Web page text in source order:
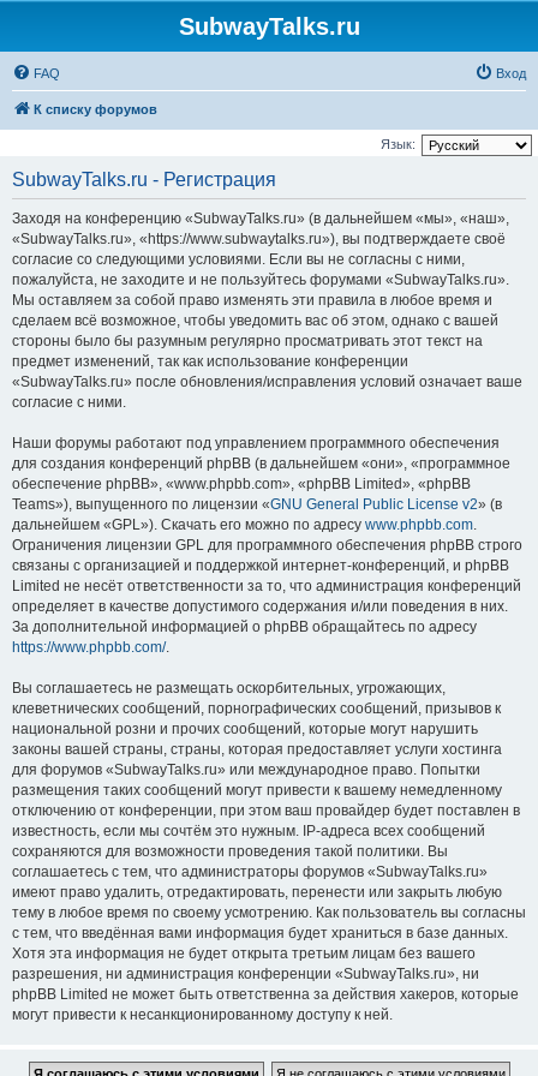
SubwayTalks.ru
FAQ Вход
К списку форумов
Язык:
SubwayTalks.ru - Регистрация
Заходя на конференцию «SubwayTalks.ru» (в дальнейшем «мы», «наш»,
«SubwayTalks.ru», «https://www.subwaytalks.ru»), вы подтверждаете своё
согласие со следующими условиями. Если вы не согласны с ними,
пожалуйста, не заходите и не пользуйтесь форумами «SubwayTalks.ru».
Мы оставляем за собой право изменять эти правила в любое время и
сделаем всё возможное, чтобы уведомить вас об этом, однако с вашей
стороны было бы разумным регулярно просматривать этот текст на
предмет изменений, так как использование конференции
«SubwayTalks.ru» после обновления/исправления условий означает ваше
согласие с ними.
Наши форумы работают под управлением программного обеспечения
для создания конференций phpBB (в дальнейшем «они», «программное
обеспечение phpBB», «www.phpbb.com», «phpBB Limited», «phpBB
Teams»), выпущенного по лицензии «GNU General Public License v2» (в
дальнейшем «GPL»). Скачать его можно по адресу www.phpbb.com.
Ограничения лицензии GPL для программного обеспечения phpBB строго
связаны с организацией и поддержкой интернет-конференций, и phpBB
Limited не несёт ответственности за то, что администрация конференций
определяет в качестве допустимого содержания и/или поведения в них.
За дополнительной информацией о phpBB обращайтесь по адресу
https://www.phpbb.com/.
Вы соглашаетесь не размещать оскорбительных, угрожающих,
клеветнических сообщений, порнографических сообщений, призывов к
национальной розни и прочих сообщений, которые могут нарушить
законы вашей страны, страны, которая предоставляет услуги хостинга
для форумов «SubwayTalks.ru» или международное право. Попытки
размещения таких сообщений могут привести к вашему немедленному
отключению от конференции, при этом ваш провайдер будет поставлен в
известность, если мы сочтём это нужным. IP-адреса всех сообщений
сохраняются для возможности проведения такой политики. Вы
соглашаетесь с тем, что администраторы форумов «SubwayTalks.ru»
имеют право удалить, отредактировать, перенести или закрыть любую
тему в любое время по своему усмотрению. Как пользователь вы согласны
с тем, что введённая вами информация будет храниться в базе данных.
Хотя эта информация не будет открыта третьим лицам без вашего
разрешения, ни администрация конференции «SubwayTalks.ru», ни
phpBB Limited не может быть ответственна за действия хакеров, которые
могут привести к несанкционированному доступу к ней.